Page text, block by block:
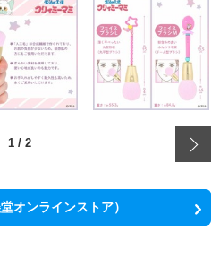
1 / 2
オンラインストア）